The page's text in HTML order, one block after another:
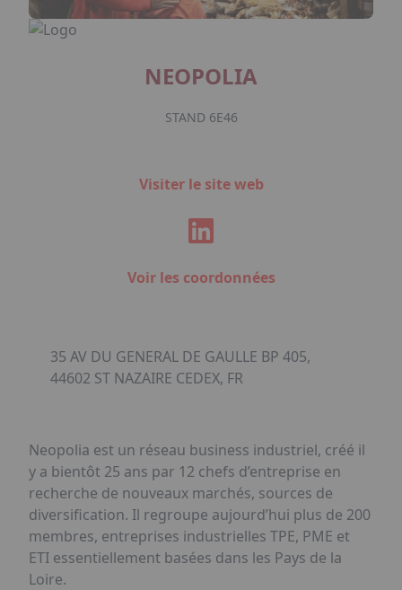
NEOPOLIA
STAND 6E46
Visiter le site web
Voir les coordonnées
35 AV DU GENERAL DE GAULLE BP 405,
44602 ST NAZAIRE CEDEX, FR
Neopolia est un réseau business industriel, créé il
y a bientôt 25 ans par 12 chefs d’entreprise en
recherche de nouveaux marchés, sources de
diversification. Il regroupe aujourd’hui plus de 200
membres, entreprises industrielles TPE, PME et
ETI essentiellement basées dans les Pays de la
Loire.